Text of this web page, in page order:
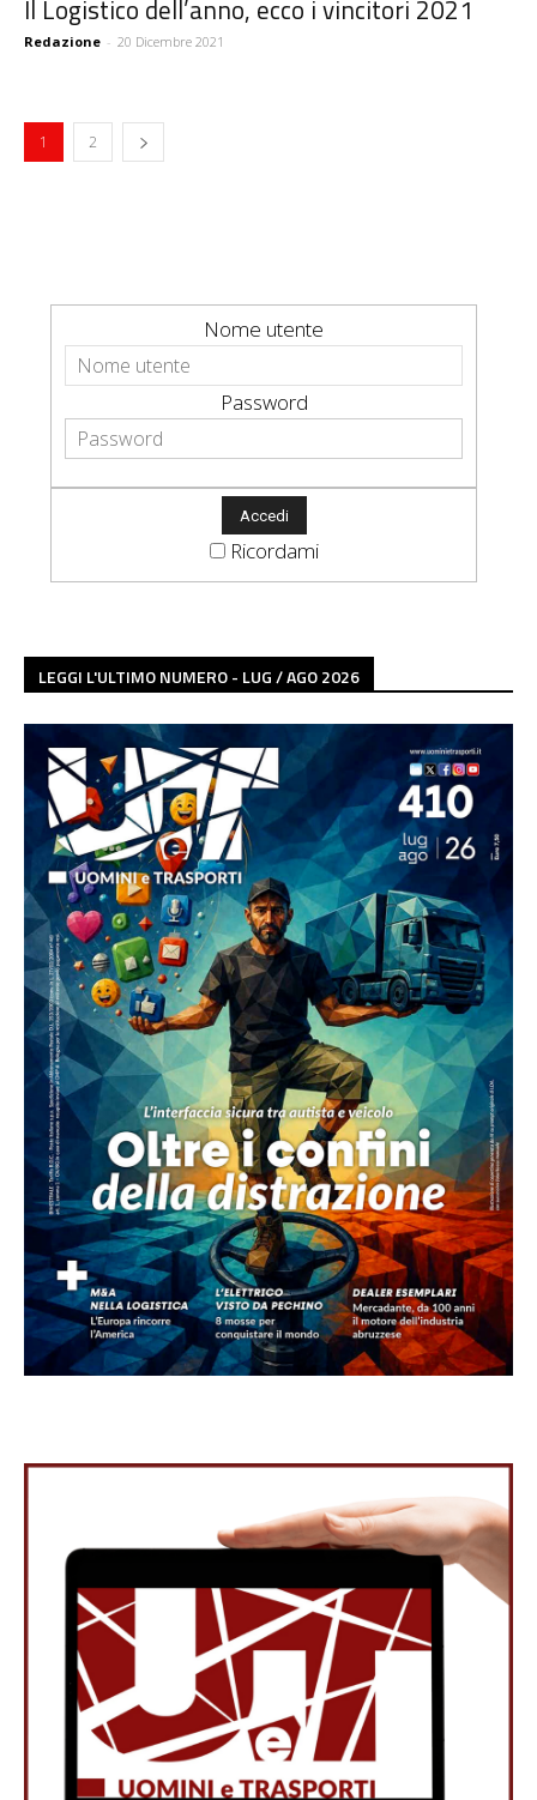
Il Logistico dell’anno, ecco i vincitori 2021
Redazione - 20 Dicembre 2021
1 2
Nome utente
Password
Ricordami
LEGGI L'ULTIMO NUMERO - LUG / AGO 2026